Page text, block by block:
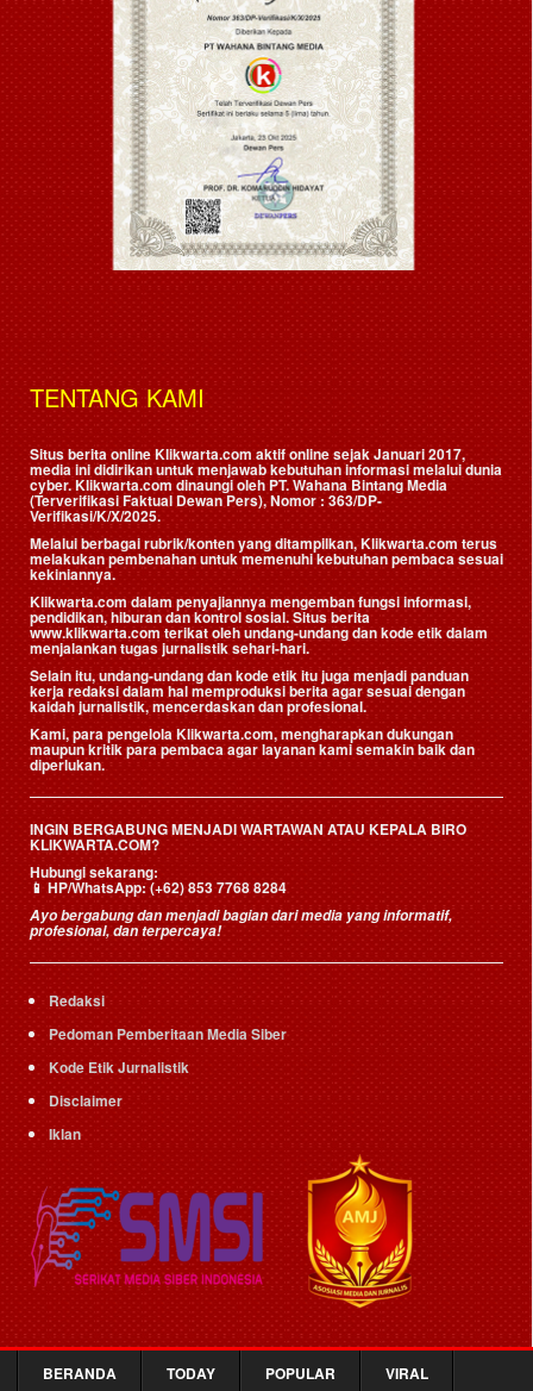
TENTANG KAMI
Situs berita online Klikwarta.com aktif online sejak Januari 2017,
media ini didirikan untuk menjawab kebutuhan informasi melalui dunia
cyber. Klikwarta.com dinaungi oleh PT. Wahana Bintang Media
(Terverifikasi Faktual Dewan Pers), Nomor : 363/DP-
Verifikasi/K/X/2025.
Melalui berbagai rubrik/konten yang ditampilkan, Klikwarta.com terus
melakukan pembenahan untuk memenuhi kebutuhan pembaca sesuai
kekiniannya.
Klikwarta.com dalam penyajiannya mengemban fungsi informasi,
pendidikan, hiburan dan kontrol sosial. Situs berita
www.klikwarta.com terikat oleh undang-undang dan kode etik dalam
menjalankan tugas jurnalistik sehari-hari.
Selain itu, undang-undang dan kode etik itu juga menjadi panduan
kerja redaksi dalam hal memproduksi berita agar sesuai dengan
kaidah jurnalistik, mencerdaskan dan profesional.
Kami, para pengelola Klikwarta.com, mengharapkan dukungan
maupun kritik para pembaca agar layanan kami semakin baik dan
diperlukan.
INGIN BERGABUNG MENJADI WARTAWAN ATAU KEPALA BIRO
KLIKWARTA.COM?
Hubungi sekarang:
📱HP/WhatsApp:(+62) 853 7768 8284
Ayo bergabung dan menjadi bagian dari media yang informatif,
profesional, dan terpercaya!
Redaksi
Pedoman Pemberitaan Media Siber
Kode Etik Jurnalistik
Disclaimer
Iklan
BERANDA TODAY POPULAR VIRAL